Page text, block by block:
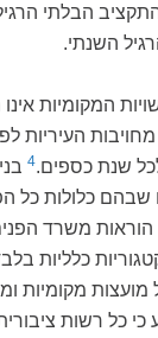
הבלתי
השנתי.
המקומיות
מחויבות
שנת כספים.4
שבהם כלולות כל
משרד
כלליות
מקומיות
תשנ"ט–1999 נקבע כי